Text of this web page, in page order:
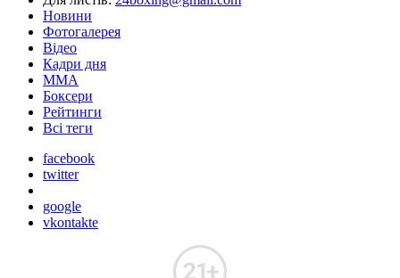
Новини
Фотогалерея
Відео
Кадри дня
ММА
Боксери
Рейтинги
Всі теги
facebook
twitter
google
vkontakte